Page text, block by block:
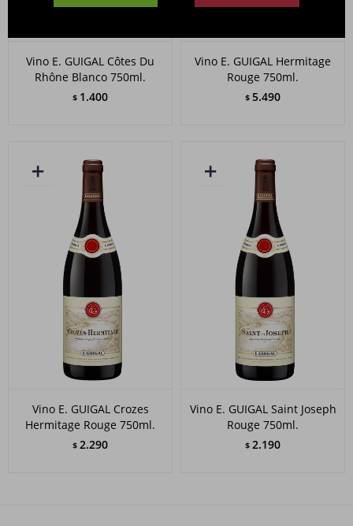
Vino E. GUIGAL Côtes Du
Rhône Blanco 750ml.
$ 1.400
Vino E. GUIGAL Hermitage
Rouge 750ml.
$ 5.490
Vino E. GUIGAL Crozes
Hermitage Rouge 750ml.
$ 2.290
Vino E. GUIGAL Saint Joseph
Rouge 750ml.
$ 2.190